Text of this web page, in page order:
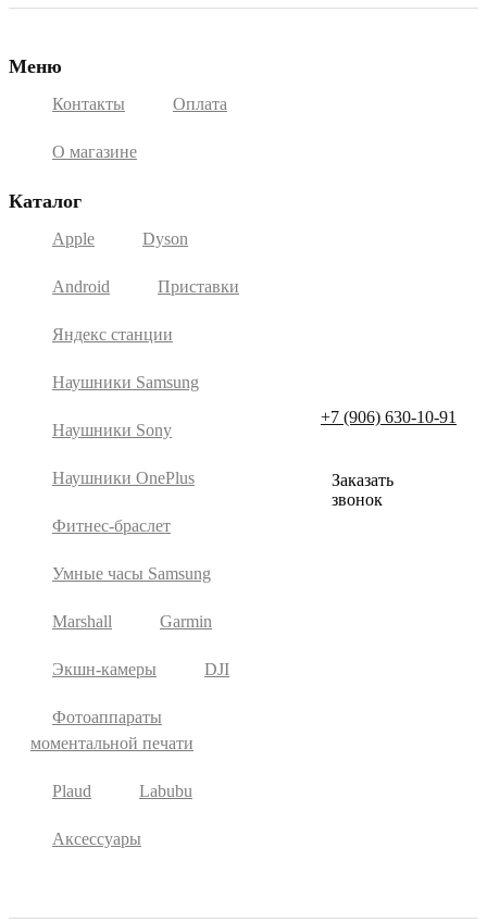
Меню
Контакты Оплата
О магазине
Каталог
Apple Dyson
Android Приставки
Яндекс станции
Наушники Samsung
Наушники Sony
Наушники OnePlus
Фитнес-браслет
Умные часы Samsung
Marshall Garmin
Экшн-камеры DJI
Фотоаппараты
моментальной печати
Plaud Labubu
Аксессуары
+7 (906) 630-10-91
Заказать
звонок